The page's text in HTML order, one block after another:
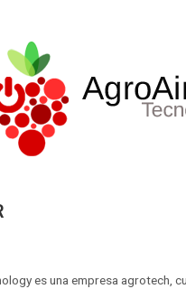
es una empresa agrotech,